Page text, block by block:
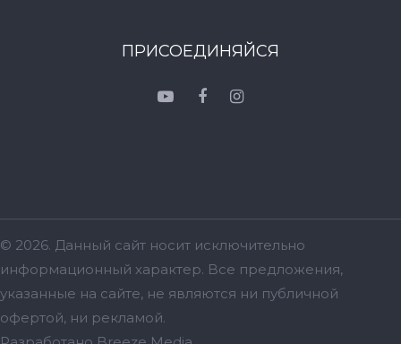
ПРИСОЕДИНЯЙСЯ
© 2026. Данный сайт носит исключительно
информационный характер. Bсе предложения,
указанные на сайте, не являются ни публичной
офертой, ни рекламой.